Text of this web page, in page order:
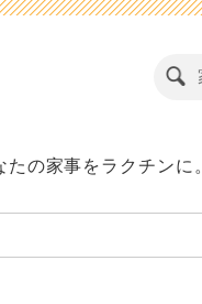
の家事をラクチンに。